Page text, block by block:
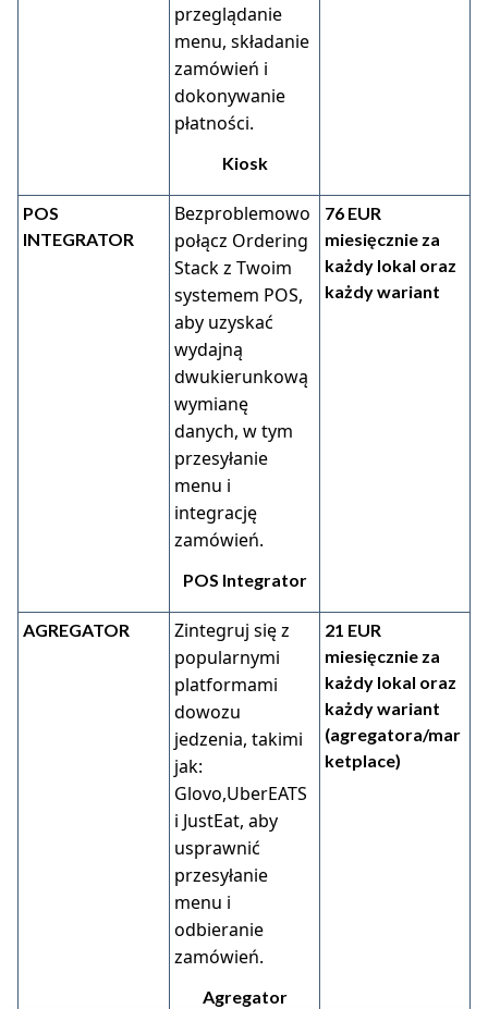
przeglądanie
menu, składanie
zamówień i
dokonywanie
płatności.
Kiosk
POS
INTEGRATOR
Bezproblemowo
połącz Ordering
Stack z Twoim
systemem POS,
aby uzyskać
wydajną
dwukierunkową
wymianę
danych, w tym
przesyłanie
menu i
integrację
zamówień.
POS Integrator
76 EUR
miesięcznie za
każdy lokal oraz
każdy wariant
AGREGATOR
Zintegruj się z
popularnymi
platformami
dowozu
jedzenia, takimi
jak:
Glovo,UberEATS
i JustEat, aby
usprawnić
przesyłanie
menu i
odbieranie
zamówień.
Agregator
21 EUR
miesięcznie za
każdy lokal oraz
każdy wariant
(agregatora/mar
ketplace)